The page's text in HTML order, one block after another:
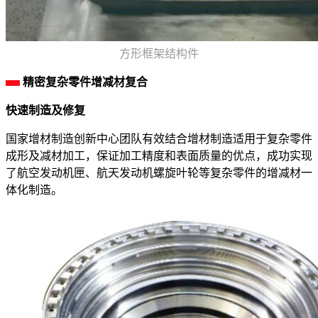
方形框架结构件
精密复杂零件增减材复合
快速制造及修复
国家增材制造创新中心团队有效结合增材制造适用于复杂零件
成形及减材加工，保证加工精度和表面质量的优点，成功实现
了航空发动机匣、航天发动机螺旋叶轮等复杂零件的增减材一
体化制造。